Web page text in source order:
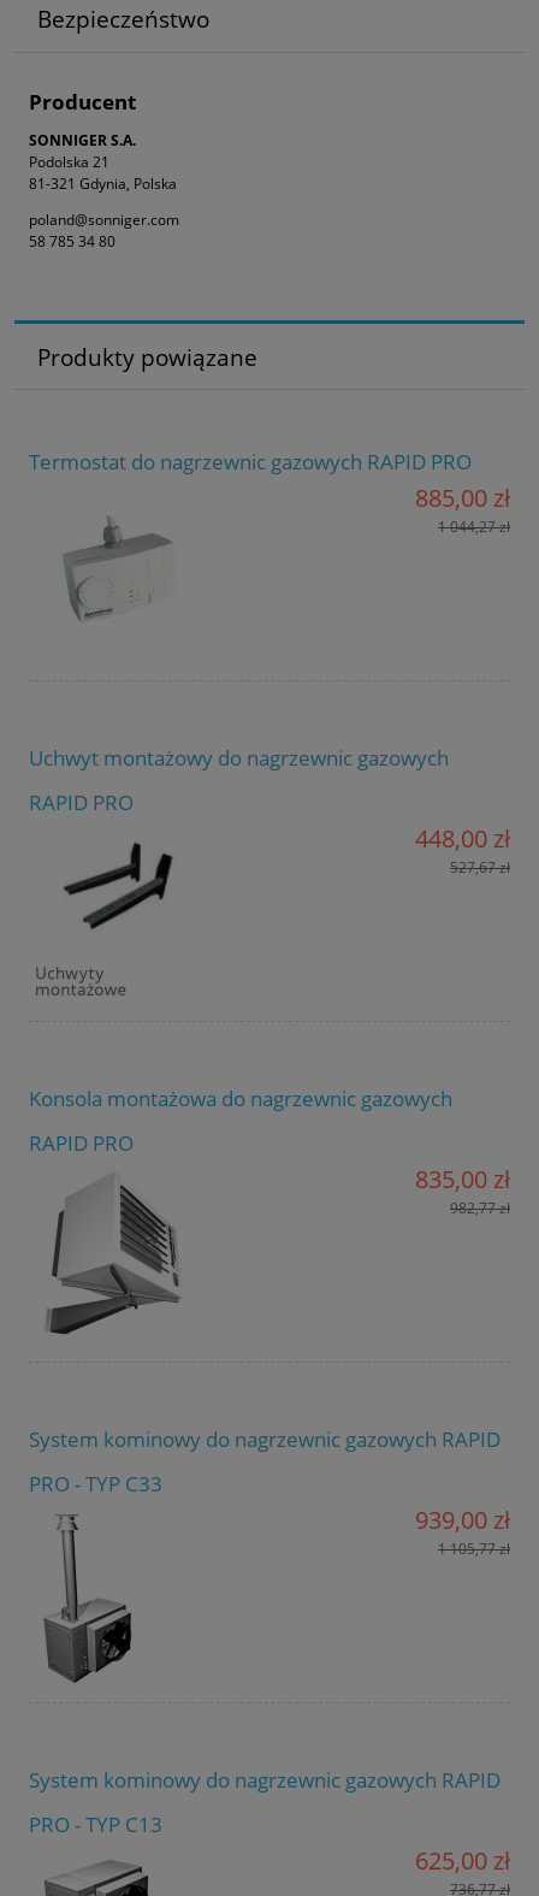
Bezpieczeństwo
Producent
SONNIGER S.A.
Podolska 21
81-321 Gdynia, Polska
poland@sonniger.com
58 785 34 80
Produkty powiązane
Termostat do nagrzewnic gazowych RAPID PRO
885,00 zł
1 044,27 zł
Uchwyt montażowy do nagrzewnic gazowych
RAPID PRO
448,00 zł
527,67 zł
Konsola montażowa do nagrzewnic gazowych
RAPID PRO
835,00 zł
982,77 zł
System kominowy do nagrzewnic gazowych RAPID
PRO - TYP C33
939,00 zł
1 105,77 zł
System kominowy do nagrzewnic gazowych RAPID
PRO - TYP C13
625,00 zł
736,77 zł